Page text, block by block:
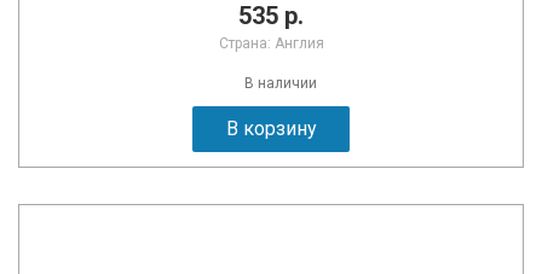
535 р.
Страна: Англия
В наличии
В корзину